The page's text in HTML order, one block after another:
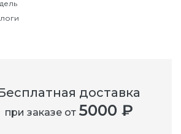
доставка
при заказе от 5000 ₽